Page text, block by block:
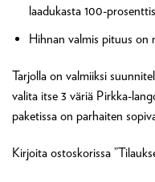
laadukasta 100-
Hihnan valmis pituus on
Tarjolla on valmiiksi
valita itse 3 väriä Pirkka-
paketissa on parhaiten
Kirjoita ostoskorissa